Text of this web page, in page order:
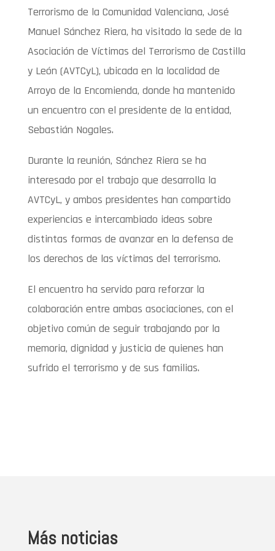
Terrorismo de la Comunidad Valenciana, José
Manuel Sánchez Riera, ha visitado la sede de la
Asociación de Víctimas del Terrorismo de Castilla
y León (AVTCyL), ubicada en la localidad de
Arroyo de la Encomienda, donde ha mantenido
un encuentro con el presidente de la entidad,
Sebastián Nogales.
Durante la reunión, Sánchez Riera se ha
interesado por el trabajo que desarrolla la
AVTCyL, y ambos presidentes han compartido
experiencias e intercambiado ideas sobre
distintas formas de avanzar en la defensa de
los derechos de las víctimas del terrorismo.
El encuentro ha servido para reforzar la
colaboración entre ambas asociaciones, con el
objetivo común de seguir trabajando por la
memoria, dignidad y justicia de quienes han
sufrido el terrorismo y de sus familias.
Más noticias